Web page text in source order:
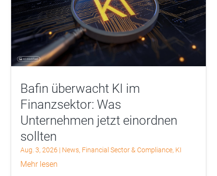
Bafin überwacht KI im
Finanzsektor: Was
Unternehmen jetzt einordnen
sollten
Aug. 3, 2026 | News, Financial Sector & Compliance, KI
mehr lesen